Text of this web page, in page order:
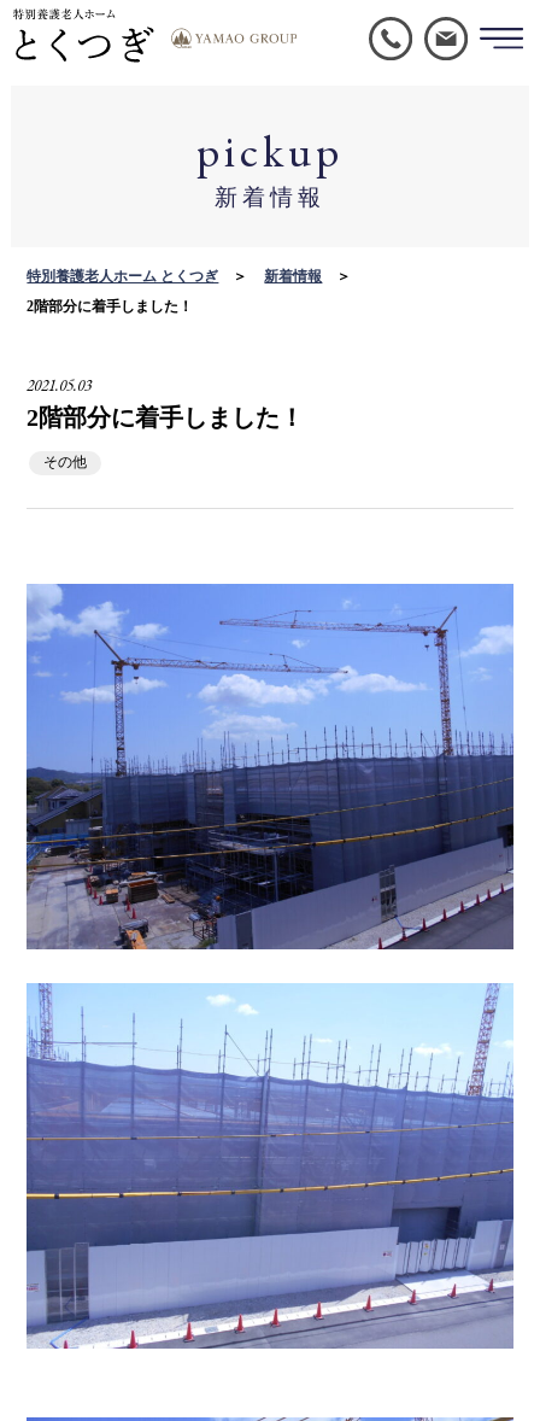
pickup
新着情報
特別養護老人ホーム とくつぎ 新着情報
2階部分に着手しました！
2021.05.03
2階部分に着手しました！
その他